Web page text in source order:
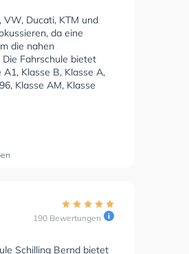
Ducati, KTM und
da eine
die nahen
Fahrschule bietet
Klasse B, Klasse A,
Klasse AM, Klasse
zu erhalten. In der
190 Bewertungen
Schilling Bernd bietet